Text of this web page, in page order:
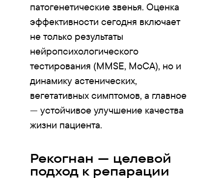
патогенетические звенья. Оценка
эффективности сегодня включает
не только результаты
нейропсихологического
тестирования (MMSE, MoCA), но и
динамику астенических,
вегетативных симптомов, а главное
— устойчивое улучшение качества
жизни пациента.
Рекогнан — целевой
подход к репарации